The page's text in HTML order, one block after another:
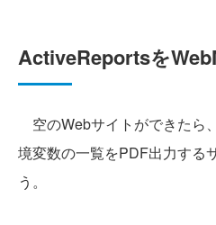
ActiveReportsを
空のWebサイトができたら
境変数の一覧をPDF出力する
う。